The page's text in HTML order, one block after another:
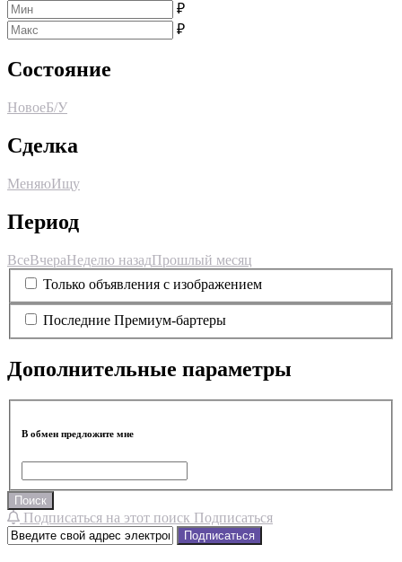
₽
₽
Состояние
НовоеБ/У
Сделка
МеняюИщу
Период
ВсеВчераНеделю назадПрошлый месяц
Только объявления с изображением
Последние Премиум-бартеры
Дополнительные параметры
В обмен предложите мне
Поиск
Подписаться на этот поиск Подписаться
Подписаться